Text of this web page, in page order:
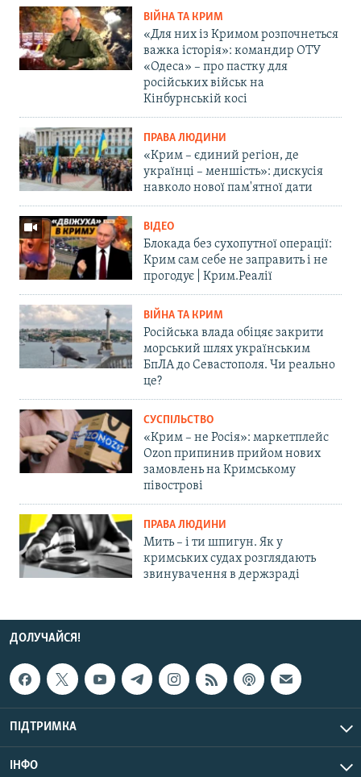
ВІЙНА ТА КРИМ
«Для них із Кримом розпочнеться
важка історія»: командир ОТУ
«Одеса» – про пастку для
російських військ на
Кінбурнській косі
ПРАВА ЛЮДИНИ
«Крим – єдиний регіон, де
українці – меншість»: дискусія
навколо нової пам'ятної дати
ВІДЕО
Блокада без сухопутної операції:
Крим сам себе не заправить і не
прогодує | Крим.Реалії
ВІЙНА ТА КРИМ
Російська влада обіцяє закрити
морський шлях українським
БпЛА до Севастополя. Чи реально
це?
СУСПІЛЬСТВО
«Крим – не Росія»: маркетплейс
Ozon припинив прийом нових
замовлень на Кримському
півострові
ПРАВА ЛЮДИНИ
Мить – і ти шпигун. Як у
кримських судах розглядають
звинувачення в держзраді
ДОЛУЧАЙСЯ!
ПІДТРИМКА
ІНФО